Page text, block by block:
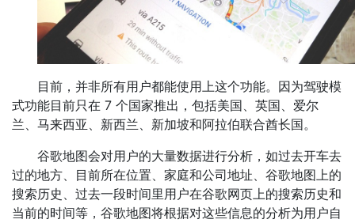
目前，并非所有用户都能使用上这个功能。因为驾驶模
式功能目前只在 7 个国家推出，包括美国、英国、爱尔
兰、马来西亚、新西兰、新加坡和阿拉伯联合酋长国。
谷歌地图会对用户的大量数据进行分析，如过去开车去
过的地方、目前所在位置、家庭和公司地址、谷歌地图上的
搜索历史、过去一段时间里用户在谷歌网页上的搜索历史和
当前的时间等，谷歌地图将根据对这些信息的分析为用户自